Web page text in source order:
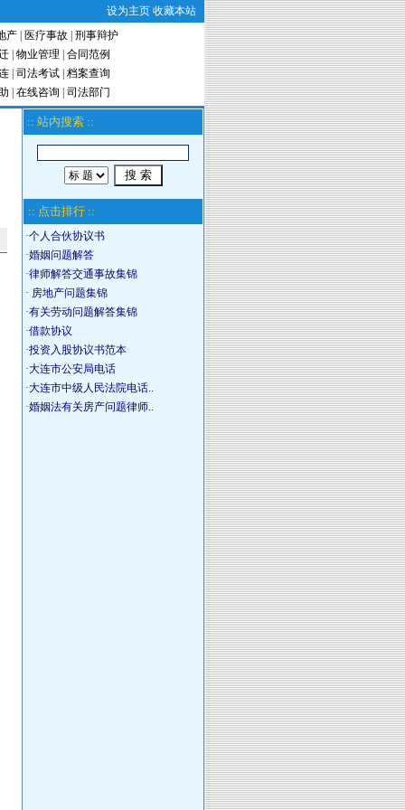
设为主页 收藏本站
产
医疗事故 刑事辩护
物业管理
合同范例
司法考试 档案查询
在线咨询 司法部门
:: 站内搜索 ::
:: 点击排行 ::
·个人合伙协议书
·婚姻问题解答
·律师解答交通事故集锦
· 房地产问题集锦
·有关劳动问题解答集锦
·借款协议
·投资入股协议书范本
·大连市公安局电话
·大连市中级人民法院电话..
·婚姻法有关房产问题律师..